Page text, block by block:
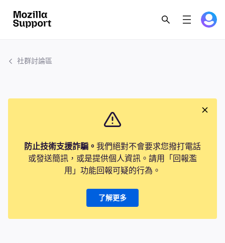
社群討論區
防止技術支援詐騙。 我們絕對不會要求您撥打電話
或發送簡訊，或是提供個人資訊。請用「回報濫
用」功能回報可疑的行為。
了解更多